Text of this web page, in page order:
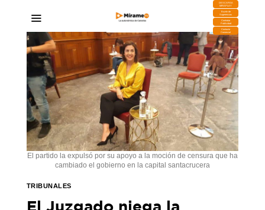
DESCARGA
MIRAPLAY
Buzón de
Sugerencias
Contratar
Publicidad
Contacto
Comercial
El partido la expulsó por su apoyo a la moción de censura que ha
cambiado el gobierno en la capital santacrucera
TRIBUNALES
El Juzgado niega la